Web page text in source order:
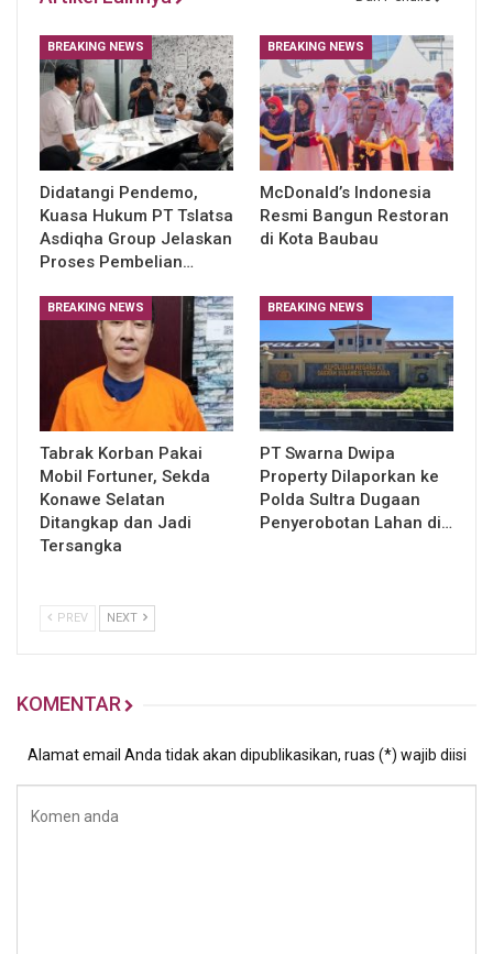
BREAKING NEWS
Didatangi Pendemo,
Kuasa Hukum PT Tslatsa
Asdiqha Group Jelaskan
Proses Pembelian…
BREAKING NEWS
McDonald’s Indonesia
Resmi Bangun Restoran
di Kota Baubau
BREAKING NEWS
Tabrak Korban Pakai
Mobil Fortuner, Sekda
Konawe Selatan
Ditangkap dan Jadi
Tersangka
BREAKING NEWS
PT Swarna Dwipa
Property Dilaporkan ke
Polda Sultra Dugaan
Penyerobotan Lahan di…
PREV NEXT
KOMENTAR
Alamat email Anda tidak akan dipublikasikan, ruas (*) wajib diisi